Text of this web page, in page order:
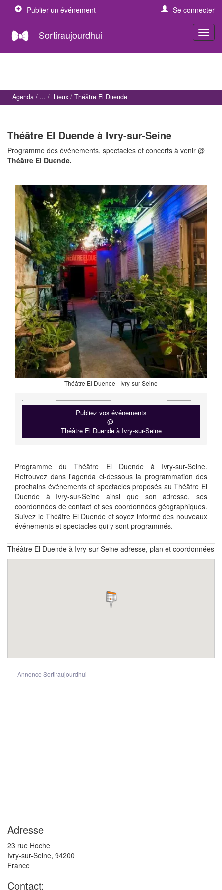
Publier un événement Se connecter
Sortiraujourdhui
Agenda Lieux Théâtre El Duende
Théâtre El Duende à Ivry-sur-Seine
Programme des événements, spectacles et concerts à venir @
Théâtre El Duende.
Théâtre El Duende - Ivry-sur-Seine
Publiez vos événements
@
Théâtre El Duende à Ivry-sur-Seine
Programme du Théâtre El Duende à Ivry-sur-Seine.
Retrouvez dans l'agenda ci-dessous la programmation des
prochains événements et spectacles proposés au Théâtre El
Duende à Ivry-sur-Seine ainsi que son adresse, ses
coordonnées de contact et ses coordonnées géographiques.
Suivez le Théâtre El Duende et soyez informé des nouveaux
événements et spectacles qui y sont programmés.
Théâtre El Duende à Ivry-sur-Seine adresse, plan et coordonnées
Annonce Sortiraujourdhui
Adresse
23 rue Hoche
Ivry-sur-Seine, 94200
France
Contact: